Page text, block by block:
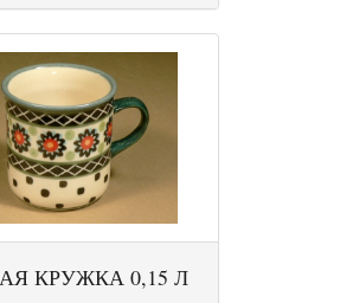
КРУЖКА 0,15 Л